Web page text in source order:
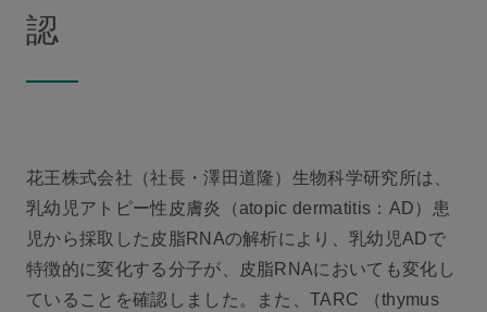
認
花王株式会社（社長・澤田道隆）生物科学研究所は、
乳幼児アトピー性皮膚炎（atopic dermatitis：AD）患
児から採取した皮脂RNAの解析により、乳幼児ADで
特徴的に変化する分子が、皮脂RNAにおいても変化し
ていることを確認しました。また、TARC （thymus